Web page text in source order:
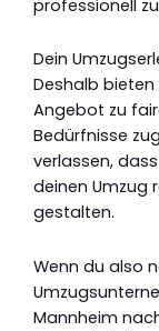
professionell
Dein
Deshalb
Angebot zu
Bedürfnisse
verlassen,
deinen Umzug
gestalten.
Wenn du also
Mannheim